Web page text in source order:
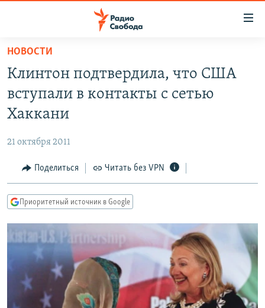
упрощенного
доступа
основному
Вернутся
Вернутся
поиску
АВТОРСКИЕ ПРОЕКТЫ
МНЕНИЯ
КУЛЬТУРА
КАВКАЗ.РЕАЛИИ
СЕВЕР.РЕАЛИИ
СИБИРЬ.РЕАЛИИ
РАСПИСАНИЕ ВЕЩАНИЯ
ПОДПИШИТЕСЬ НА РАССЫЛКУ
НОВОСТИ
Клинтон подтвердила, что США
вступали в контакты с сетью
Хаккани
21 октября 2011
Поделиться Читать без VPN
Приоритетный источник в Google